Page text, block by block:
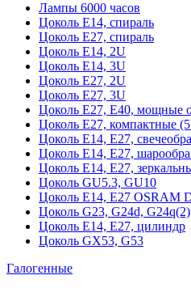
Лампы 6000 часов
Цоколь Е14, спираль
Цоколь Е27, спираль
Цоколь Е14, 2U
Цоколь Е14, 3U
Цоколь Е27, 2U
Цоколь Е27, 3U
Цоколь Е27, Е40, мощные
Цоколь Е27, компактные
Цоколь Е14, Е27,
Цоколь Е14, Е27,
Цоколь Е14, Е27,
Цоколь GU5.3, GU10
Цоколь Е14, Е27 OSRAM
Цоколь G23, G24d,
Цоколь Е14, Е27, цилиндр
Цоколь GX53, G53
Галогенные